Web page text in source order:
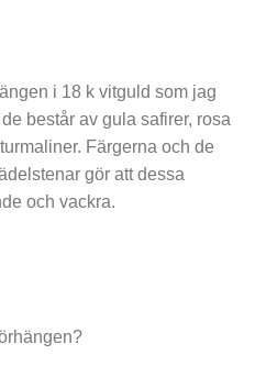
i 18 k vitguld som jag
består av gula safirer, rosa
Färgerna och de
gör att dessa
och vackra.